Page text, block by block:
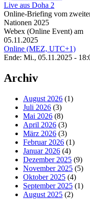
Live aus Doha 2
Online-Briefing vom
Nationen 2025
Webex (Online Event) am
05.11.2025
Online (MEZ, UTC+1)
Ende: Mi., 05.11.2025 -
Archiv
August 2026 (1)
Juli 2026 (3)
Mai 2026 (8)
April 2026 (3)
März 2026 (3)
Februar 2026 (1)
Januar 2026 (4)
Dezember 2025 (9)
November 2025 (5)
Oktober 2025 (4)
September 2025 (1)
August 2025 (2)